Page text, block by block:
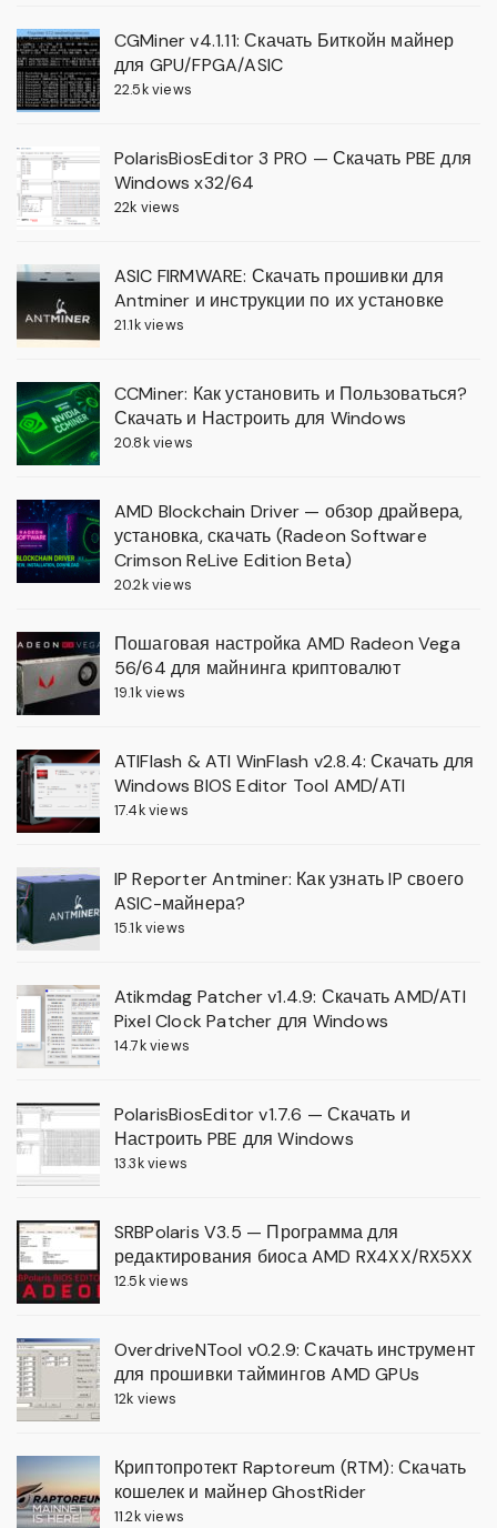
CGMiner v4.1.11: Скачать Биткойн майнер
для GPU/FPGA/ASIC
22.5k views
PolarisBiosEditor 3 PRO — Скачать PBE для
Windows x32/64
22k views
ASIC FIRMWARE: Скачать прошивки для
Antminer и инструкции по их установке
21.1k views
CCMiner: Как установить и Пользоваться?
Скачать и Настроить для Windows
20.8k views
AMD Blockchain Driver — обзор драйвера,
установка, скачать (Radeon Software
Crimson ReLive Edition Beta)
20.2k views
Пошаговая настройка AMD Radeon Vega
56/64 для майнинга криптовалют
19.1k views
ATIFlash & ATI WinFlash v2.8.4: Скачать для
Windows BIOS Editor Tool AMD/ATI
17.4k views
IP Reporter Antminer: Как узнать IP своего
ASIC-майнера?
15.1k views
Atikmdag Patcher v1.4.9: Скачать AMD/ATI
Pixel Clock Patcher для Windows
14.7k views
PolarisBiosEditor v1.7.6 — Скачать и
Настроить PBE для Windows
13.3k views
SRBPolaris V3.5 — Программа для
редактирования биоса AMD RX4XX/RX5XX
12.5k views
OverdriveNTool v0.2.9: Скачать инструмент
для прошивки таймингов AMD GPUs
12k views
Криптопротект Raptoreum (RTM): Скачать
кошелек и майнер GhostRider
11.2k views